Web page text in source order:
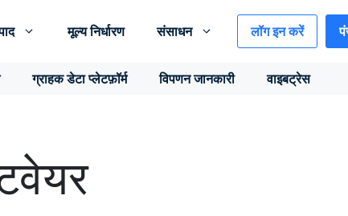
मूल्य निर्धारण संसाधन लॉग इन करें
ग्राहक डेटा प्लेटफ़ॉर्म विपणन जानकारी वाइबट्रेस